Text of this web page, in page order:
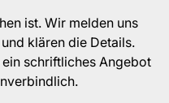
ist. Wir melden uns
klären die Details.
schriftliches Angebot